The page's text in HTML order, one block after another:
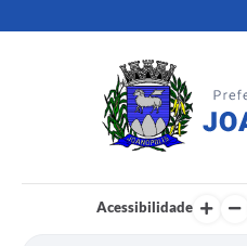
Acessibilidade